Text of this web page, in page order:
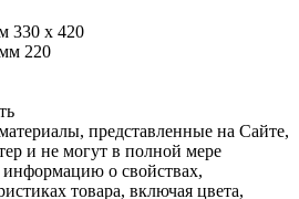
330 х 420
220
представленные на Сайте,
и не могут в полной мере
информацию о свойствах,
товара, включая цвета,